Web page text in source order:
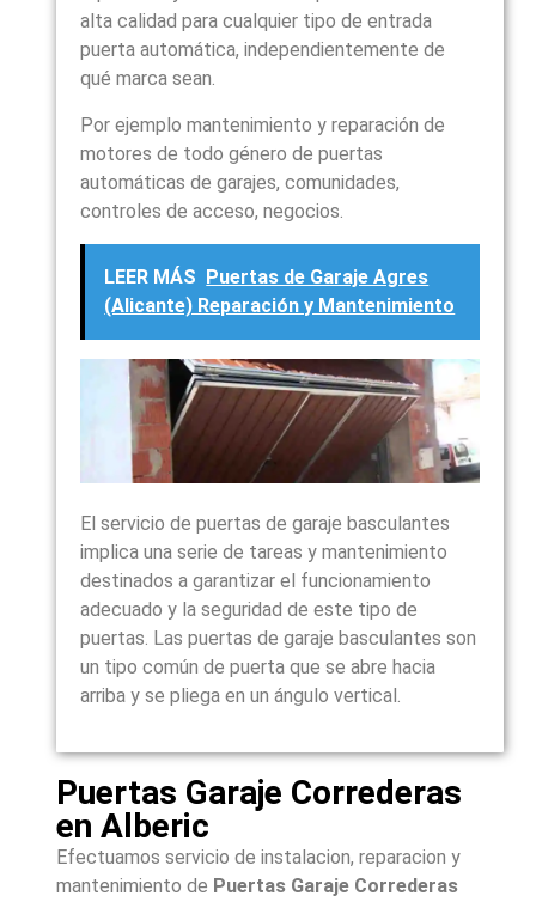
alta calidad para cualquier tipo de entrada
puerta automática, independientemente de
qué marca sean.
Por ejemplo mantenimiento y reparación de
motores de todo género de puertas
automáticas de garajes, comunidades,
controles de acceso, negocios.
LEER MÁS Puertas de Garaje Agres
(Alicante) Reparación y Mantenimiento
El servicio de puertas de garaje basculantes
implica una serie de tareas y mantenimiento
destinados a garantizar el funcionamiento
adecuado y la seguridad de este tipo de
puertas. Las puertas de garaje basculantes son
un tipo común de puerta que se abre hacia
arriba y se pliega en un ángulo vertical.
Puertas Garaje Correderas
en Alberic
Efectuamos servicio de instalacion, reparacion y
mantenimiento de Puertas Garaje Correderas